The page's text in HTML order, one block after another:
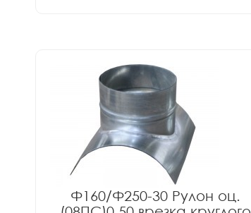
Ф160/Ф250-30 Рулон оц.